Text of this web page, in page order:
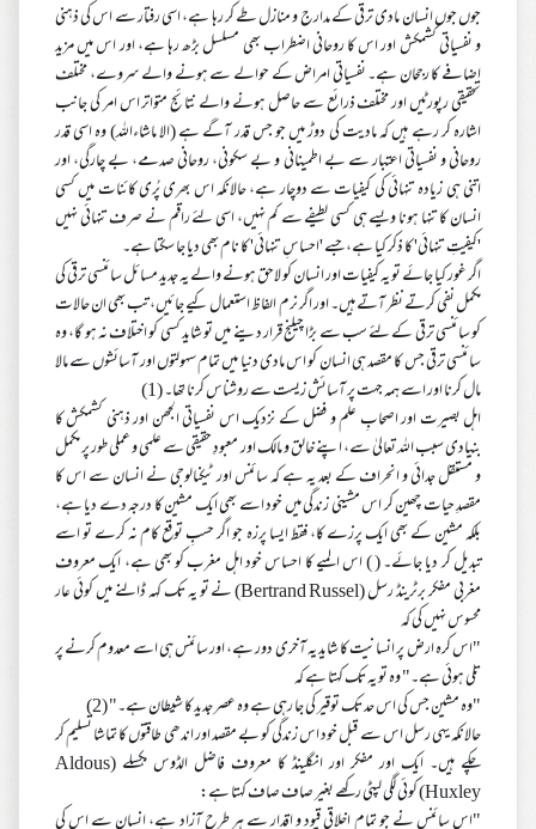
جوں جوں انسان مادی ترقی کے مدارج و منازل طے کر رہا ہے، اسی رفتار سے اس کی ذہنی
و نفسیاتی کشمکش اور اس کا روحانی اضطراب بھی مسلسل بڑھ رہا ہے، اور اس میں مزید
اضافے کا رجحان ہے۔ نفسیاتی امراض کے حوالے سے ہونے والے سروے، مختلف
تحقیقی رپورٹیں اور مختلف ذرائع سے حاصل ہونے والے نتائج متواتر اس امر کی جانب
اشارہ کر رہے ہیں کہ مادیت کی دوڑ میں جو جس قدر آگے ہے (الا ماشاءاللہ) وہ اسی قدر
روحانی و نفسیاتی اعتبار سے بے اطمینانی و بے سکونی، روحانی صدمے، بے چارگی، اور
اتنی ہی زیادہ تنہائی کی کیفیات سے دوچار ہے، حالانکہ اس بھری پُری کائنات میں کسی
انسان کا تنہا ہونا ویسے ہی کسی لطیفے سے کم نہیں، اسی لئے راقم نے صرف تنہائی نہیں
'کیفیتِ تنہائی' کا ذکر کیا ہے، جسے 'احساسِ تنہائی' کا نام بھی دیا جا سکتا ہے۔
اگر غور کیا جائے تو یہ کیفیات اور انسان کو لاحق ہونے والے یہ جدید مسائل سائنسی ترقی کی
مکمل نفی کرتے نظر آتے ہیں۔ اور اگر نرم الفاظ استعمال کیے جائیں، تب بھی ان حالات
کو سائنسی ترقی کے لئے سب سے بڑا چیلنج قرار دینے میں تو شاید کسی کو اختلاف نہ ہو گا، وہ
سائنسی ترقی جس کا مقصد ہی انسان کو اس مادی دنیا میں تمام سہولتوں اور آسائشوں سے مالا
مال کرنا اور اسے ہمہ جہت پر آسائش زیست سے روشناس کرنا تھا۔ (1)
اہل بصیرت اور اصحابِ علم و فضل کے نزدیک اس نفسیاتی الجھن اور ذہنی کشمکش کا
بنیادی سبب اللہ تعالیٰ سے، اپنے خالق و مالک اور معبودِ حقیقی سے علمی و عملی طور پر مکمل
و مستقل جدائی و انحراف کے بعد یہ ہے کہ سائنس اور ٹیکنالوجی نے انسان سے اس کا
مقصدِ حیات چھین کر اس مشینی زندگی میں خود اسے بھی ایک مشین کا درجہ دے دیا ہے،
بلکہ مشین کے بھی ایک پرزے کا، فقط ایسا پرزہ جو اگر حسبِ توقع کام نہ کرے تو اسے
تبدیل کر دیا جائے۔ ( ) اس المیے کا احساس خود اہل مغرب کو بھی ہے، ایک معروف
مغربی مفکر برٹرینڈ رسل (Bertrand Russel) نے تو یہ تک کہہ ڈالنے میں کوئی عار
محسوس نہیں کی کہ
"اس کرہ ارض پر انسانیت کا شاید یہ آخری دور ہے، اور سائنس ہی اسے معدوم کرنے پر
تلی ہوئی ہے۔" وہ تو یہ تک کہتا ہے کہ
"وہ مشین جس کی اس حد تک توقیر کی جا رہی ہے وہ عصر جدید کا شیطان ہے۔" (2)
حالانکہ یہی رسل اس سے قبل خود اس زندگی کو بے مقصد اور اندھی طاقتوں کا تماشا تسلیم کر
چکے ہیں۔ ایک اور مفکر اور انگلینڈ کا معروف فاضل الڈوس ہکسلے (Aldous
Huxley) کوئی لگی لپٹی رکھے بغیر صاف صاف کہتا ہے:
"اس سائنس نے جو تمام اخلاقی قیود و اقدار سے ہر طرح آزاد ہے، انسان سے اس کی